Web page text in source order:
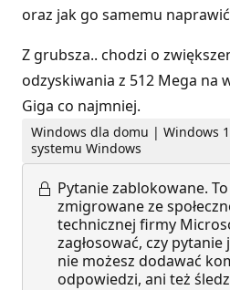
oraz jak go samemu
Z grubsza.. chodzi o
odzyskiwania z 512 Mega na
Giga co najmniej.
Windows dla domu | Windows
systemu Windows
Pytanie zablokowane.
zmigrowane ze
technicznej firmy
zagłosować, czy
nie możesz dodawać
odpowiedzi, ani też